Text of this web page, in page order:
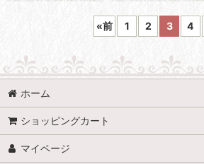
«前 1 2 3 4
ホーム
ショッピングカート
マイページ